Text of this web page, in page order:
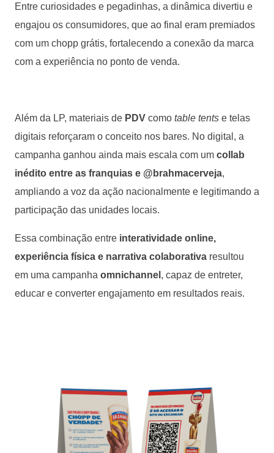
Entre curiosidades e pegadinhas, a dinâmica divertiu e
engajou os consumidores, que ao final eram premiados
com um chopp grátis, fortalecendo a conexão da marca
com a experiência no ponto de venda.
Além da LP, materiais de PDV como table tents e telas
digitais reforçaram o conceito nos bares. No digital, a
campanha ganhou ainda mais escala com um collab
inédito entre as franquias e @brahmacerveja,
ampliando a voz da ação nacionalmente e legitimando a
participação das unidades locais.
Essa combinação entre interatividade online,
experiência física e narrativa colaborativa resultou
em uma campanha omnichannel , capaz de entreter,
educar e converter engajamento em resultados reais.